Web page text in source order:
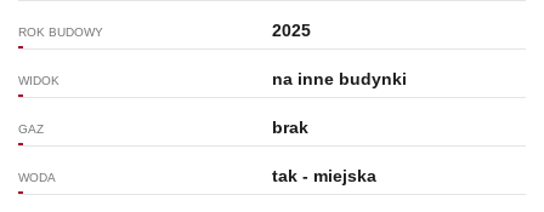
ROK BUDOWY 2025
WIDOK na inne budynki
GAZ brak
WODA tak - miejska